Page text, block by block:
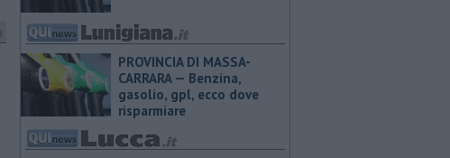
PROVINCIA DI MASSA-
CARRARA — ​Benzina,
gasolio, gpl, ecco dove
risparmiare